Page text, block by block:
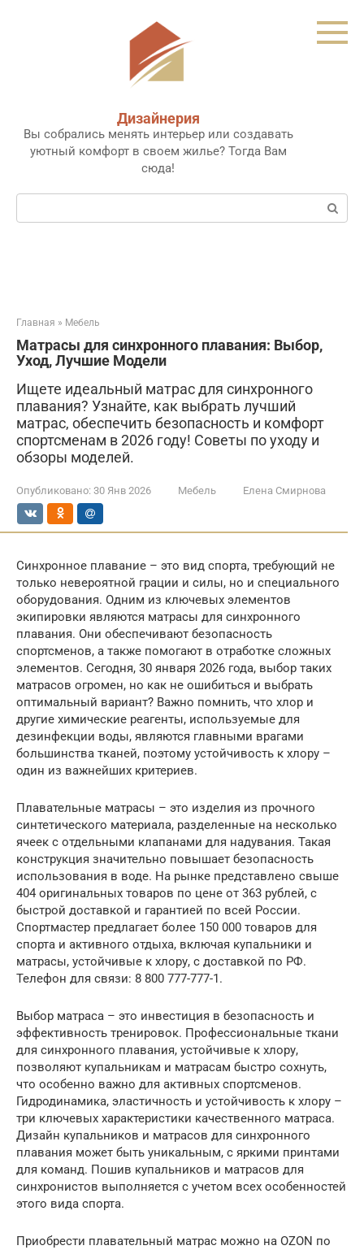
Дизайнерия
Вы собрались менять интерьер или создавать
уютный комфорт в своем жилье? Тогда Вам
сюда!
Поиск:
Главная » Мебель
Матрасы для синхронного плавания: Выбор,
Уход, Лучшие Модели
Ищете идеальный матрас для синхронного
плавания? Узнайте, как выбрать лучший
матрас, обеспечить безопасность и комфорт
спортсменам в 2026 году! Советы по уходу и
обзоры моделей.
Опубликовано: 30 Янв 2026 Мебель Елена Смирнова
Синхронное плавание – это вид спорта, требующий не
только невероятной грации и силы, но и специального
оборудования. Одним из ключевых элементов
экипировки являются матрасы для синхронного
плавания. Они обеспечивают безопасность
спортсменов, а также помогают в отработке сложных
элементов. Сегодня, 30 января 2026 года, выбор таких
матрасов огромен, но как не ошибиться и выбрать
оптимальный вариант? Важно помнить, что хлор и
другие химические реагенты, используемые для
дезинфекции воды, являются главными врагами
большинства тканей, поэтому устойчивость к хлору –
один из важнейших критериев.
Плавательные матрасы – это изделия из прочного
синтетического материала, разделенные на несколько
ячеек с отдельными клапанами для надувания. Такая
конструкция значительно повышает безопасность
использования в воде. На рынке представлено свыше
404 оригинальных товаров по цене от 363 рублей, с
быстрой доставкой и гарантией по всей России.
Спортмастер предлагает более 150 000 товаров для
спорта и активного отдыха, включая купальники и
матрасы, устойчивые к хлору, с доставкой по РФ.
Телефон для связи: 8 800 777-777-1.
Выбор матраса – это инвестиция в безопасность и
эффективность тренировок. Профессиональные ткани
для синхронного плавания, устойчивые к хлору,
позволяют купальникам и матрасам быстро сохнуть,
что особенно важно для активных спортсменов.
Гидродинамика, эластичность и устойчивость к хлору –
три ключевых характеристики качественного матраса.
Дизайн купальников и матрасов для синхронного
плавания может быть уникальным, с яркими принтами
для команд. Пошив купальников и матрасов для
синхронистов выполняется с учетом всех особенностей
этого вида спорта.
Приобрести плавательный матрас можно на OZON по